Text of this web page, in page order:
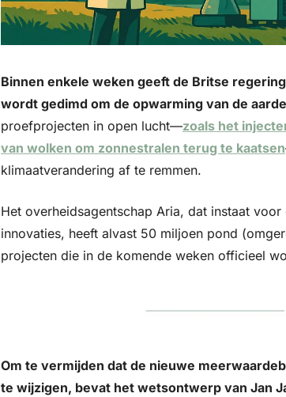
Binnen enkele weken geeft de Britse
wordt gedimd om de opwarming van de
proefprojecten in open lucht—zoals het
van wolken om zonnestralen terug te kaatsen
klimaatverandering af te remmen.
Het overheidsagentschap Aria, dat instaat
innovaties, heeft alvast 50 miljoen pond
projecten die in de komende weken officieel
Om te vermijden dat de nieuwe
te wijzigen, bevat het wetsontwerp van Jan